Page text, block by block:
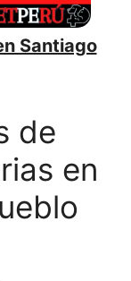
Santiago
de
en